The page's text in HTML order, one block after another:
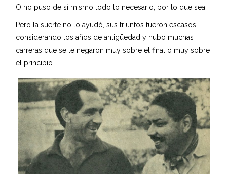
O no puso de sí mismo todo lo necesario, por lo que sea.
Pero la suerte no lo ayudó, sus triunfos fueron escasos
considerando los años de antigüedad y hubo muchas
carreras que se le negaron muy sobre el final o muy sobre
el principio.